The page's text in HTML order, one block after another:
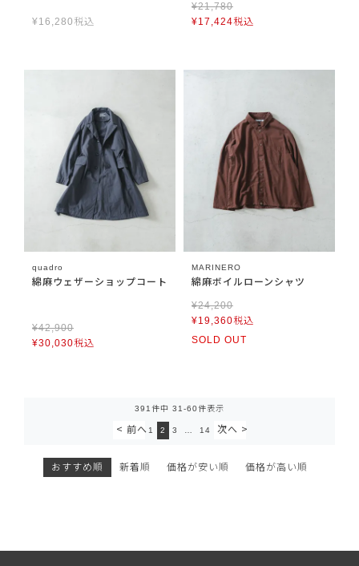
¥16,280 税込
¥21,780
¥17,424税込
quadro
綿麻ウェザーショップコート
¥42,900
¥30,030税込
MARINERO
綿麻ボイルローンシャツ
¥24,200
¥19,360税込
SOLD OUT
おすすめ順 新着順 価格が安い順 価格が高い順
391 件中 31 -60件表示
1 2 3 14